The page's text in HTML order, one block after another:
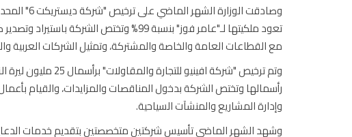
تعود ملكيتها لـ"عامر فوز" بنسبة 99% وتختص
مع القطاعات العامة والخاصة والمشتركة، وتمثيل الشركات العربية
رأسمالها وتختص الشركة بدخول المناقصات والمزايدات، والقيام بأعمال
وإدارة المشاريع والمنشآت السياحية.
وشهد الشهر الماضي تأسيس شركتين متخصصتين بتقديم خدمات